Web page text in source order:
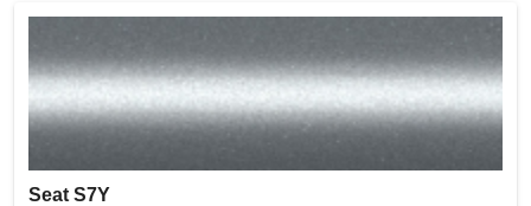
Seat S7Y